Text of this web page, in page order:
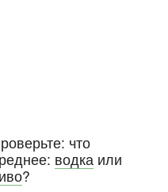
что
водка или
?